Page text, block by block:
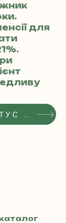
для
ОТРИМАТИ СТАТУС РЕКОМЕНДОВАНОГО АДВОКАТА